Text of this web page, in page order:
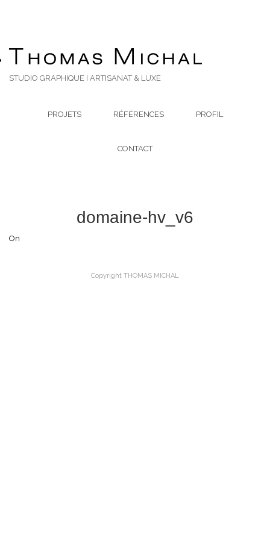
STUDIO GRAPHIQUE I ARTISANAT & LUXE
PROJETS RÉFÉRENCES PROFIL
CONTACT
domaine-hv_v6
On
Copyright THOMAS MICHAL